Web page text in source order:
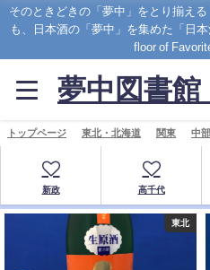
そのときどきの「夢中」をとり揃え
も、日本酒の「夢中」を集めた「日
floor of
夢中図書
トップページ 東北・北海道 関東 中部
新政 高千代
東北